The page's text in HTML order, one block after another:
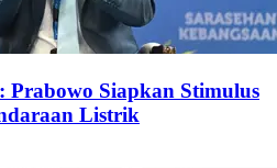
Prabowo Siapkan Stimulus
Listrik